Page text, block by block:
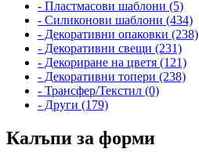
- Пластмасови шаблони (5)
- Силиконови шаблони (434)
- Декоративни опаковки (238)
- Декоративни свещи (231)
- Декориране на цветя (121)
- Декоративни топери (238)
- Трансфер/Текстил (0)
- Други (179)
Калъпи за форми